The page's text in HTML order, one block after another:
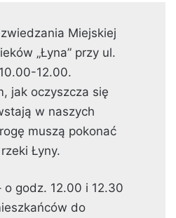
Miejskiej
„Łyna” przy ul.
12.00.
jak oczyszcza się
w naszych
muszą pokonać
Łyny.
o godz. 12.00 i 12.30
do